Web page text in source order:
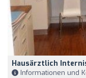
Hausärztlich
Informationen und